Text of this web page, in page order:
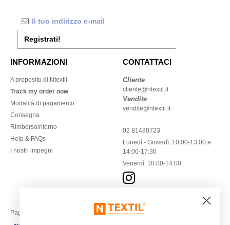
Registrati!
INFORMAZIONI
A proposito di Ntextil
Track my order now
Modalità di pagamento
Consegna
Rimborso/ritorno
Help & FAQs
I nostri impegni
CONTATTACI
Cliente
cliente@ntextil.it
Vendite
vendite@ntextil.it
02 81480723
Lunedì - Giovedì: 10:00-13:00 e
14:00-17:30
Venerdì: 10:00-14:00
Paga con